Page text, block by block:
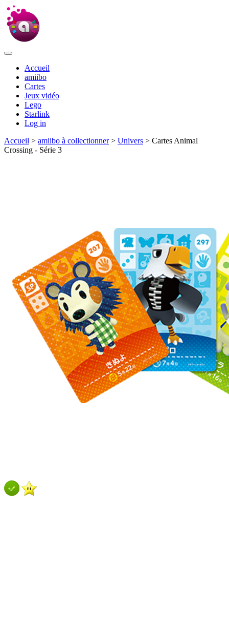
Accueil
amiibo
Cartes
Jeux vidéo
Lego
Starlink
Log in
Accueil > amiibo à collectionner> Univers > Cartes Animal
Crossing - Série 3